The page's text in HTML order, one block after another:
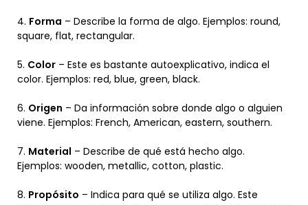
4. Forma – Describe la forma de algo. Ejemplos: round,
square, flat, rectangular.
5. Color – Este es bastante autoexplicativo, indica el
color. Ejemplos: red, blue, green, black.
6. Origen – Da información sobre donde algo o alguien
viene. Ejemplos: French, American, eastern, southern.
7. Material – Describe de qué está hecho algo.
Ejemplos: wooden, metallic, cotton, plastic.
8. Propósito – Indica para qué se utiliza algo. Este